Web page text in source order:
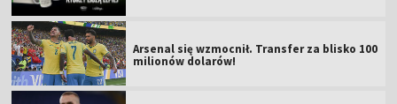
Arsenal się wzmocnił. Transfer za blisko 100
milionów dolarów!